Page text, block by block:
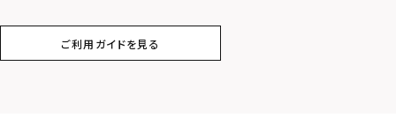
スター
ご利用ガイドを見る